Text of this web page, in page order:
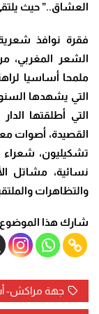
العشاق..” حيث
فقرة نوافذ
الشعر المغربي،
ملمحا أساسيا
التي يشهدها
التي أطلقتها
القصيدة، أصوات
تشكيليون،
نسائية، مشاتل
والتظاهرات
شارك هذا الموضوع
جهة مراكش-